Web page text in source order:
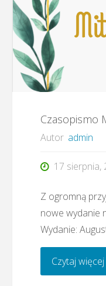
Czasopismo
Autor admin
17 sierpnia,
Z ogromną
nowe wydanie
Wydanie:
Czytaj więcej